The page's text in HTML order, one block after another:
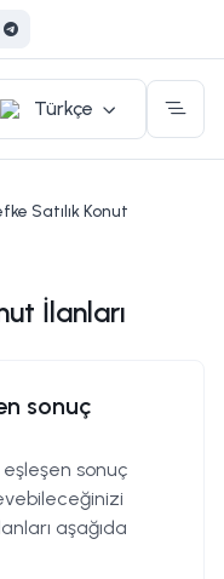
Türkçe
Satılık Konut
İlanları
sonuç
sonuç
aşağıda